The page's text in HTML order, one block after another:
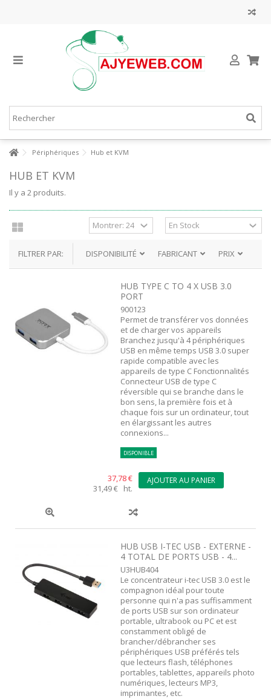
Périphériques Hub et KVM
HUB ET KVM
Il y a 2 produits.
FILTRER PAR: DISPONIBILITÉ FABRICANT PRIX
HUB TYPE C TO 4 X USB 3.0
PORT
900123
Permet de transférer vos données
et de charger vos appareils
Branchez jusqu'à 4 périphériques
USB en même temps USB 3.0 super
rapide compatible avec les
appareils de type C Fonctionnalités
Connecteur USB de type C
réversible qui se branche dans le
bon sens, la première fois et à
chaque fois sur un ordinateur, tout
en élargissant les autres
connexions...
DISPONIBLE
37,78 €
31,49 € ht.
AJOUTER AU PANIER
HUB USB I-TEC USB - EXTERNE -
4 TOTAL DE PORTS USB - 4...
U3HUB404
Le concentrateur i-tec USB 3.0 est le
compagnon idéal pour toute
personne qui n'a pas suffisamment
de ports USB sur son ordinateur
portable, ultrabook ou PC et est
constamment obligé de
brancher/débrancher ses
périphériques USB préférés tels
que lecteurs flash, téléphones
portables, tablettes, appareils photo
numériques, lecteurs MP3,
imprimantes, etc.